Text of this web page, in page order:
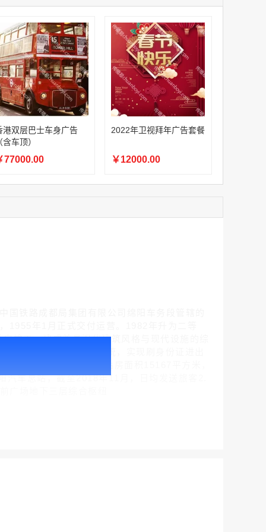
￥27600.00
香港双层巴士车身广告（含车顶）
港双层巴士车身广告
含车顶）
77000.00
2022年卫视拜年广告套餐
￥12000.00
竣工，建成兼具汉代建筑风格与现代设施的综
年6月启用电子客票系统，实现刷身份证进出
汽车总站，截至2018年11月，日均发送旅客2.